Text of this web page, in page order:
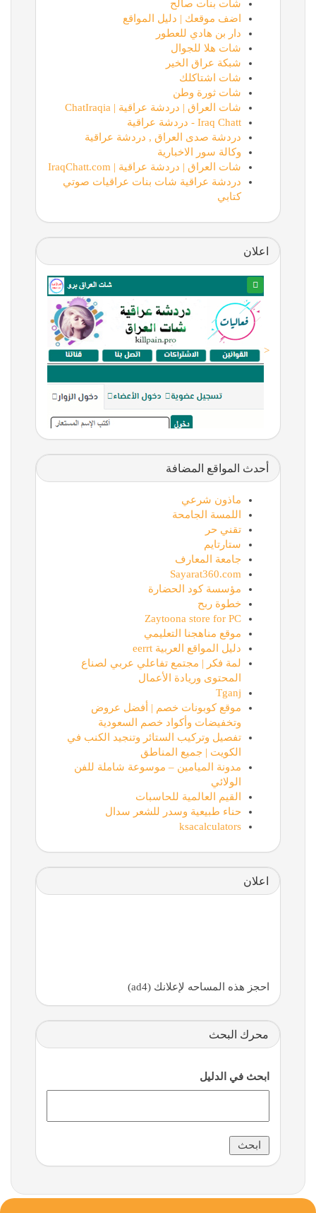
شات بنات صالح
اضف موقعك | دليل المواقع
دار بن هادي للعطور
شات هلا للجوال
شبكة عراق الخير
شات اشتاكلك
شات ثورة وطن
شات العراق | دردشة عراقية | ChatIraqia
Iraq Chatt - دردشة عراقية
دردشة صدى العراق , دردشة عراقية
وكالة سور الاخبارية
شات العراق | دردشة عراقية | IraqChatt.com
دردشة عراقية شات بنات عراقيات صوتي
كتابي
اعلان
<
أحدث المواقع المضافة
ماذون شرعي
اللمسة الجامحة
تقني حر
ستارتايم
جامعة المعارف
Sayarat360.com
مؤسسة كود الحضارة
خطوة ربح
Zaytoona store for PC
موقع مناهجنا التعليمي
دليل المواقع العربية eerrt
لمة فكر | مجتمع تفاعلي عربي لصناع
المحتوى وريادة الأعمال
Tganj
موقع كوبونات خصم | أفضل عروض
وتخفيضات وأكواد خصم السعودية
تفصيل وتركيب الستائر وتنجيد الكنب في
الكويت | جميع المناطق
مدونة الميامين – موسوعة شاملة للفن
الولائي
القيم العالمية للحاسبات
حناء طبيعية وسدر للشعر سدال
ksacalculators
اعلان
احجز هذه المساحه لإعلانك (ad4)
محرك البحث
ابحث في الدليل